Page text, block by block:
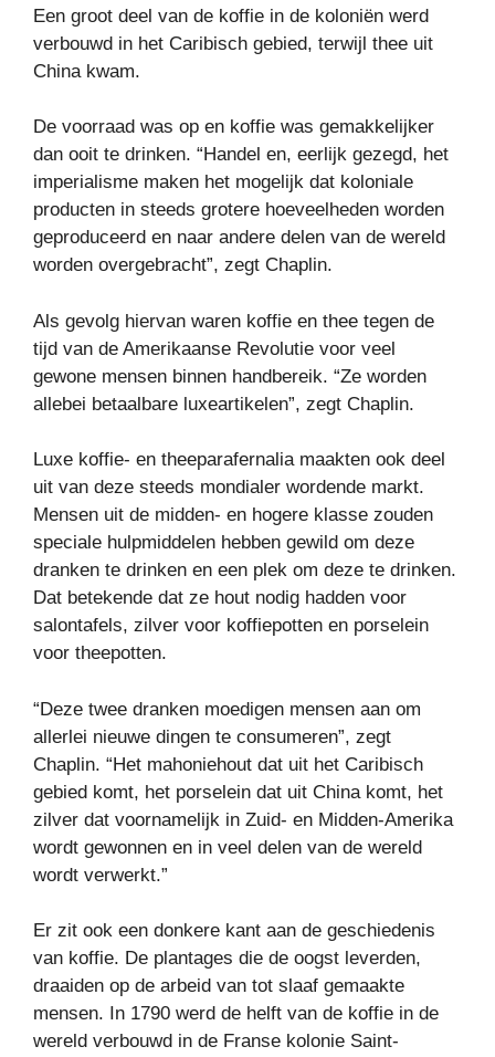
Een groot deel van de koffie in de koloniën werd
verbouwd in het Caribisch gebied, terwijl thee uit
China kwam.
De voorraad was op en koffie was gemakkelijker
dan ooit te drinken. “Handel en, eerlijk gezegd, het
imperialisme maken het mogelijk dat koloniale
producten in steeds grotere hoeveelheden worden
geproduceerd en naar andere delen van de wereld
worden overgebracht”, zegt Chaplin.
Als gevolg hiervan waren koffie en thee tegen de
tijd van de Amerikaanse Revolutie voor veel
gewone mensen binnen handbereik. “Ze worden
allebei betaalbare luxeartikelen”, zegt Chaplin.
Luxe koffie- en theeparafernalia maakten ook deel
uit van deze steeds mondialer wordende markt.
Mensen uit de midden- en hogere klasse zouden
speciale hulpmiddelen hebben gewild om deze
dranken te drinken en een plek om deze te drinken.
Dat betekende dat ze hout nodig hadden voor
salontafels, zilver voor koffiepotten en porselein
voor theepotten.
“Deze twee dranken moedigen mensen aan om
allerlei nieuwe dingen te consumeren”, zegt
Chaplin. “Het mahoniehout dat uit het Caribisch
gebied komt, het porselein dat uit China komt, het
zilver dat voornamelijk in Zuid- en Midden-Amerika
wordt gewonnen en in veel delen van de wereld
wordt verwerkt.”
Er zit ook een donkere kant aan de geschiedenis
van koffie. De plantages die de oogst leverden,
draaiden op de arbeid van tot slaaf gemaakte
mensen. In 1790 werd de helft van de koffie in de
wereld verbouwd in de Franse kolonie Saint-